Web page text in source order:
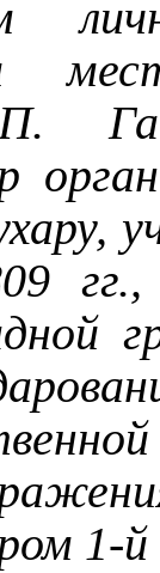
гг.,
1-